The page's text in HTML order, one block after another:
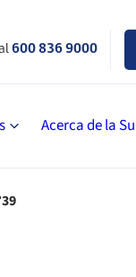
Acerca de la
600 836 9000